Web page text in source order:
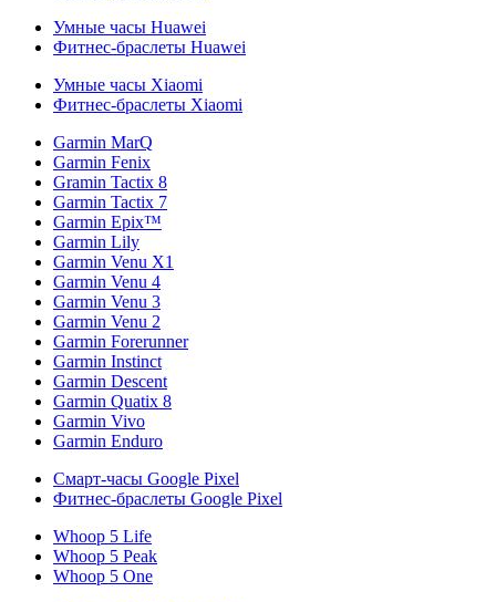
Умные часы Huawei
Фитнес-браслеты Huawei
Умные часы Xiaomi
Фитнес-браслеты Xiaomi
Garmin MarQ
Garmin Fenix
Gramin Tactix 8
Garmin Tactix 7
Garmin Epix™
Garmin Lily
Garmin Venu X1
Garmin Venu 4
Garmin Venu 3
Garmin Venu 2
Garmin Forerunner
Garmin Instinct
Garmin Descent
Garmin Quatix 8
Garmin Vivo
Garmin Enduro
Смарт-часы Google Pixel
Фитнес-браслеты Google Pixel
Whoop 5 Life
Whoop 5 Peak
Whoop 5 One